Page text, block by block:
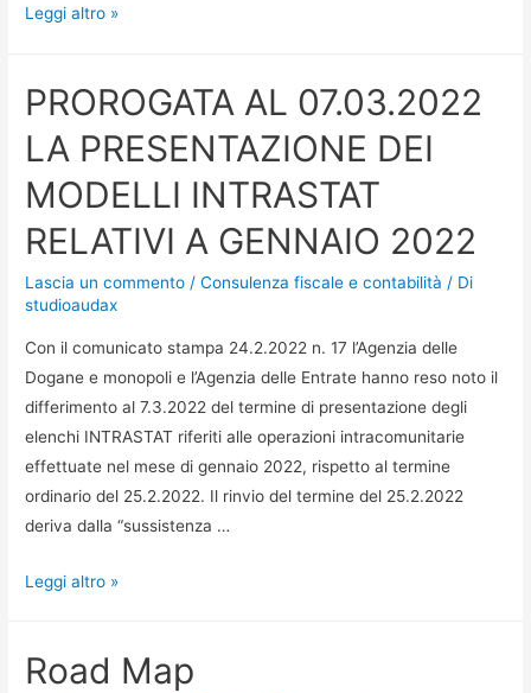
Leggi altro »
PROROGATA AL 07.03.2022
LA PRESENTAZIONE DEI
MODELLI INTRASTAT
RELATIVI A GENNAIO 2022
Lascia un commento /Consulenza fiscale e contabilità / Di
studioaudax
Con il comunicato stampa 24.2.2022 n. 17 l’Agenzia delle
Dogane e monopoli e l’Agenzia delle Entrate hanno reso noto il
differimento al 7.3.2022 del termine di presentazione degli
elenchi INTRASTAT riferiti alle operazioni intracomunitarie
effettuate nel mese di gennaio 2022, rispetto al termine
ordinario del 25.2.2022. Il rinvio del termine del 25.2.2022
deriva dalla “sussistenza …
Leggi altro »
Road Map